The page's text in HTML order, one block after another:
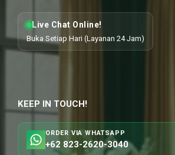
Live Chat Online!
Buka Setiap Hari (Layanan 24 Jam)
KEEP IN TOUCH!
ORDER VIA WHATSAPP
+62 823-2620-3040